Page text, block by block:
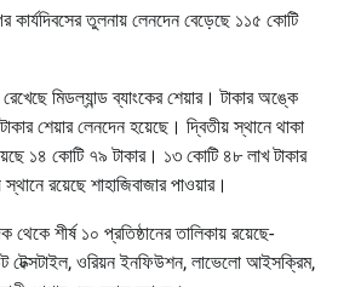
কার্যদিবসের তুলনায় লেনদেন বেড়েছে ১১৫ কোটি
মিডল্যান্ড ব্যাংকের শেয়ার। টাকার অঙ্কে
শেয়ার লেনদেন হয়েছে। দ্বিতীয় স্থানে থাকা
১৪ কোটি ৭৯ টাকার। ১৩ কোটি ৪৮ লাখ টাকার
রয়েছে শাহাজিবাজার পাওয়ার।
শীর্ষ ১০ প্রতিষ্ঠানের তালিকায় রয়েছে-
টেক্সটাইল, ওরিয়ন ইনফিউশন, লাভেলো আইসক্রিম,